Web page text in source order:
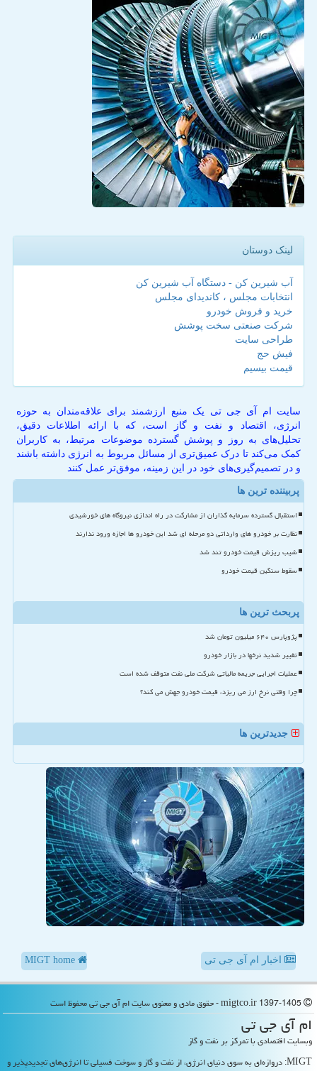
لینک دوستان
آب شیرین کن - دستگاه آب شیرین کن
انتخابات مجلس ، کاندیدای مجلس
خرید و فروش خودرو
شرکت صنعتی سخت پوشش
طراحی سایت
فیش حج
قیمت بیسیم
سایت ام آی جی تی یک منبع ارزشمند برای علاقه‌مندان به حوزه
انرژی، اقتصاد و نفت و گاز است، که با ارائه اطلاعات دقیق،
تحلیل‌های به روز و پوشش گسترده موضوعات مرتبط، به کاربران
کمک می‌کند تا درک عمیق‌تری از مسائل مربوط به انرژی داشته باشند
و در تصمیم‌گیری‌های خود در این زمینه، موفق‌تر عمل کنند
پربیننده ترین ها
استقبال گسترده سرمایه گذاران از مشارکت در راه اندازی نیروگاه های خورشیدی
نظارت بر خودرو های وارداتی دو مرحله ای شد این خودرو ها اجازه ورود ندارند
شیب ریزش قیمت خودرو تند شد
سقوط سنگین قیمت خودرو
پربحث ترین ها
پژوپارس ۶۴۰ میلیون تومان شد
تغییر شدید نرخها در بازار خودرو
عملیات اجرایی جریمه مالیاتی شرکت ملی نفت متوقف شده است
چرا وقتی نرخ ارز می ریزد، قیمت خودرو جهش می کند؟
جدیدترین ها
اخبار ام آی جی تی
ام آی جی تی
وبسایت اقتصادی با تمرکز بر نفت و گاز
MIGT: دروازه‌ای به سوی دنیای انرژی، از نفت و گاز و سوخت فسیلی تا انرژی‌های تجدیدپذیر و